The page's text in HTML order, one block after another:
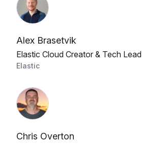
Alex Brasetvik
Elastic Cloud Creator & Tech Lead
Elastic
Chris Overton